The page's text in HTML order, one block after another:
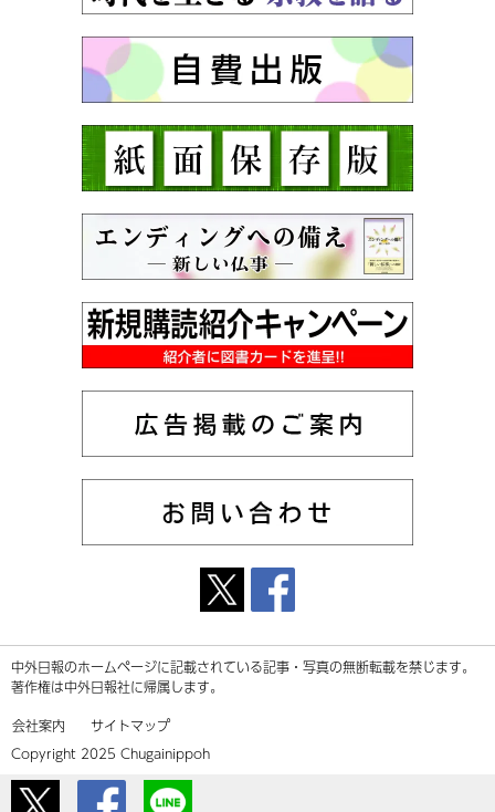
中外日報のホームページに記載されている記事・写真の無断転載を禁じます。
著作権は中外日報社に帰属します。
会社案内
サイトマップ
Copyright 2025 Chugainippoh